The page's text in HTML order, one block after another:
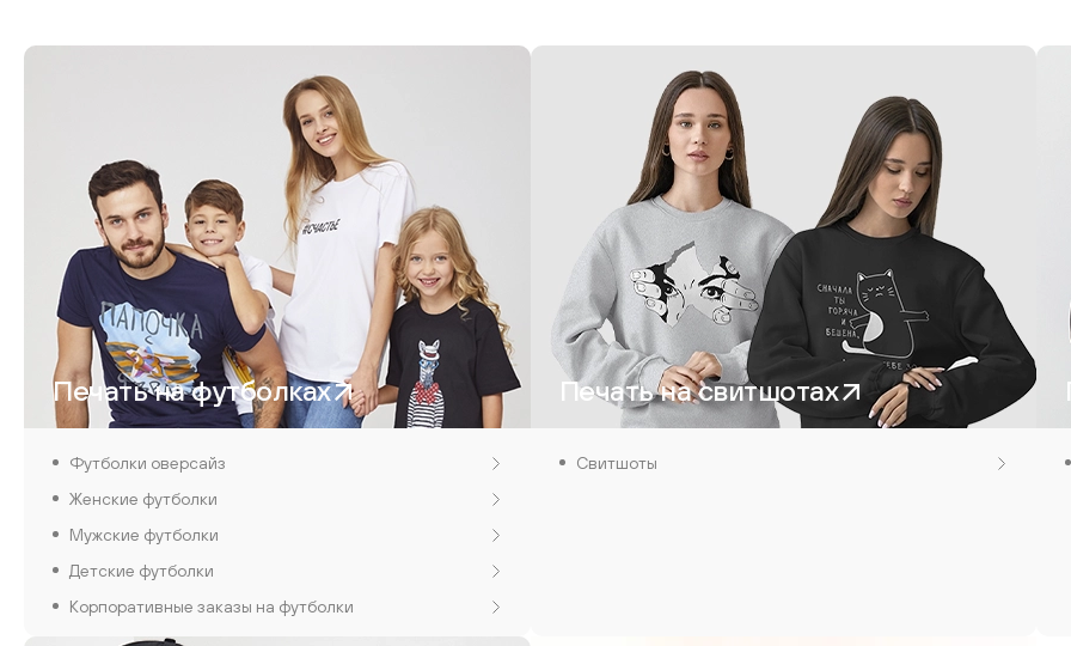
Печать на футболках
Футболки оверсайз
Женские футболки
Мужские футболки
Детские футболки
Корпоративные заказы на футболки
Печать на свитшотах
Свитшоты